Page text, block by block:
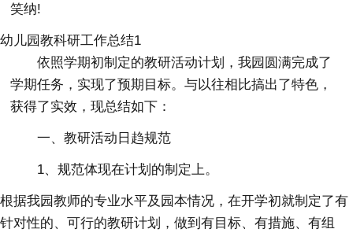
笑纳!
幼儿园教科研工作总结1
依照学期初制定的教研活动计划，我园圆满完成了
学期任务，实现了预期目标。与以往相比搞出了特色，
获得了实效，现总结如下：
一、教研活动日趋规范
1、规范体现在计划的制定上。
根据我园教师的专业水平及园本情况，在开学初就制定了有
针对性的、可行的教研计划，做到有目标、有措施、有组